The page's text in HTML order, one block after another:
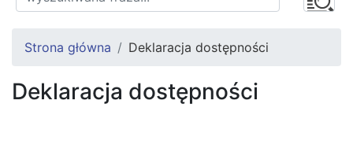
Strona główna Deklaracja dostępności
Deklaracja dostępności